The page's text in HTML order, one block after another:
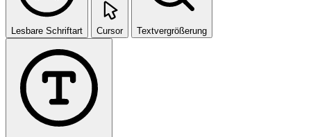
Lesbare Schriftart Cursor Textvergrößerung